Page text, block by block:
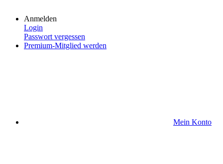
Anmelden
Login
Passwort vergessen
Premium-Mitglied werden
Mein Konto